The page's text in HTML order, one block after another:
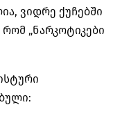
ვიდრე ქუჩებში
„ნარკოტიკები